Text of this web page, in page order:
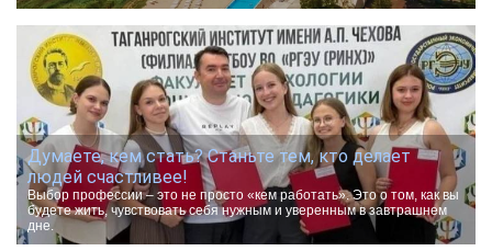
Думаете, кем стать? Станьте тем, кто делает
людей счастливее!
Выбор профессии – это не просто «кем работать». Это о том, как вы
будете жить, чувствовать себя нужным и уверенным в завтрашнем
дне.